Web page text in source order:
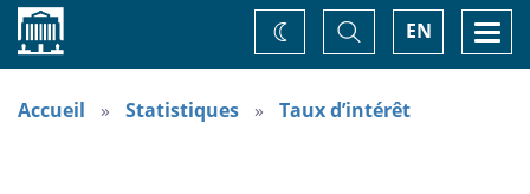
Accueil EN
Basculer
la
recherche
Changez
de
thème
Accueil Statistiques Taux d’intérêt